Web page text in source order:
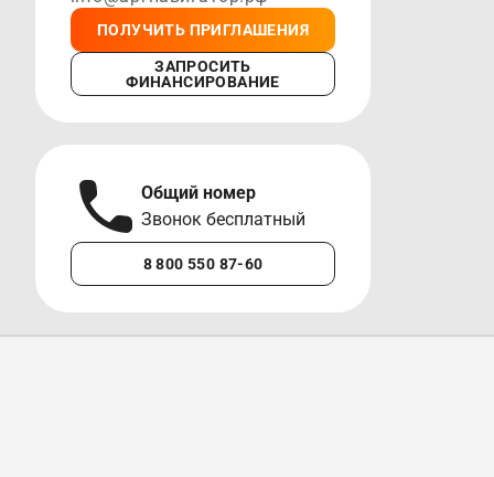
ПОЛУЧИТЬ ПРИГЛАШЕНИЯ
ЗАПРОСИТЬ
ФИНАНСИРОВАНИЕ
Общий номер
Звонок бесплатный
8 800 550 87-60